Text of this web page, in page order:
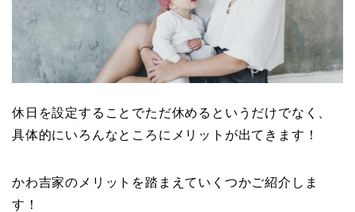
休日を設定することでただ休めるというだけでなく、
具体的にいろんなところにメリットが出てきます！
かわ吉家のメリットを踏まえていくつかご紹介しま
す！